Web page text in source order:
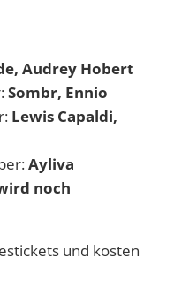
Audrey Hobert
Sombr, Ennio
Lewis Capaldi,
Ayliva
noch
und kosten